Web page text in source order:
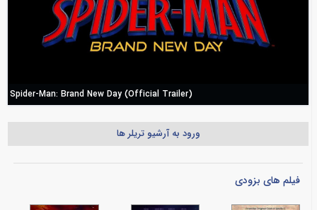
Spider-Man: Brand New Day (Official Trailer)
ورود به آرشیو تریلر ها
فیلم های بزودی